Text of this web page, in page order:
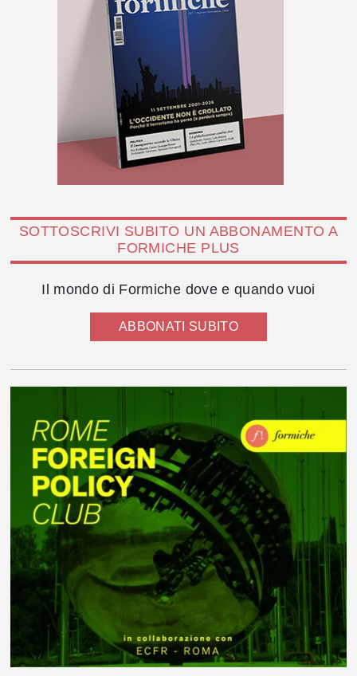
SOTTOSCRIVI SUBITO UN ABBONAMENTO A
FORMICHE PLUS
Il mondo di Formiche dove e quando vuoi
ABBONATI SUBITO